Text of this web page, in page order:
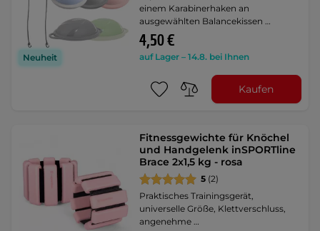
Neuheit
einem Karabinerhaken an
ausgewählten Balancekissen …
4,50 €
auf Lager – 14.8. bei Ihnen
Kaufen
Fitnessgewichte für Knöchel
und Handgelenk inSPORTline
Brace 2x1,5 kg - rosa
5 (2)
Praktisches Trainingsgerät,
universelle Größe, Klettverschluss,
angenehme …